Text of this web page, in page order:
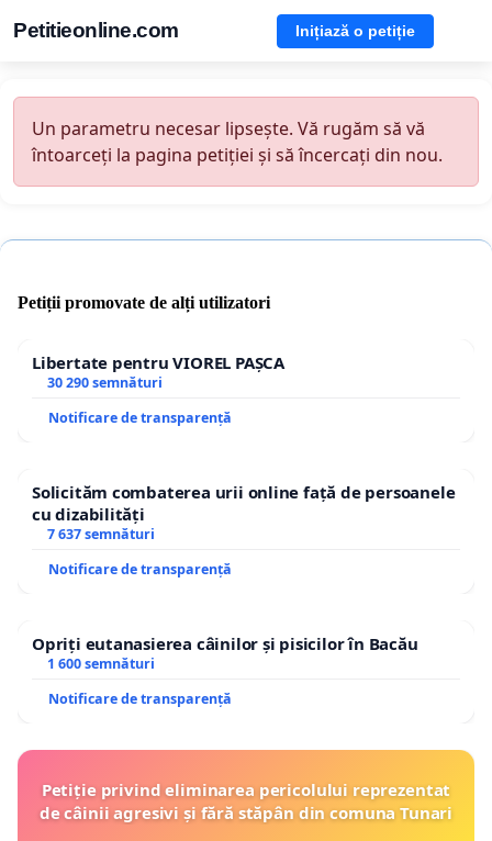
Petitieonline.com Inițiază o petiție
Un parametru necesar lipsește. Vă rugăm să vă
întoarceți la pagina petiției și să încercați din nou.
Petiții promovate de alți utilizatori
Libertate pentru VIOREL PAȘCA
30 290 semnături
Notificare de transparență
Solicităm combaterea urii online față de persoanele
cu dizabilități
7 637 semnături
Notificare de transparență
Opriți eutanasierea câinilor și pisicilor în Bacău
1 600 semnături
Notificare de transparență
Petiție privind eliminarea pericolului reprezentat
de câinii agresivi și fără stăpân din comuna Tunari